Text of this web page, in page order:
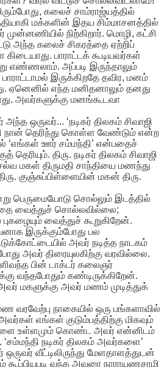
கலைச் சாம்ராஜ்யத்தில்
மக்களின் இதய சிம்மாசனத்தில்
முன்னணியில் நிற்கிறார். மொழி, கட்சி
அந்த கலைச் சிகரத்தை ஏற்றிப்
கிடையாது. பாராட்டக் கூடியவர்கள்
எண்ணலாம். அப்படி இருந்தாலும்
இருக்கிறதே தவிர, மனம்
ஏனெனில் எந்த மனிதனாலும் தனது
அவர்களுக்கு மனங்கூடவா
ஒருவர்... ‘நடிகர் திலகம் சிவாஜி
தெரிந்து கொள்ள வேண்டும் என்ற
‘எங்கள் ஊர் சம்மந்தி’ என்பதைச்
திரு. நடிகர் திலகம் சிவாஜி
மகள் திருமதி சாந்தியை மணந்து
குஞ்சுப்பிள்ளையின் மகன் திரு.
பெருமையோடு சொல்லும் இடத்தில்
வைத்துச் சொல்லவில்லை;
வைத்துச் கூறுகிறேன்.
இருக்கும்போது பல
அவர் நடித்த நாடகம்
அவர் திரையுலகிற்கு வரவில்லை.
பின் டாக்டர் கலைஞர்
வந்தபோதும் கண்டிருக்கிறேன்.
மகளுக்கு அவர் மணம் முடித்துக்
வரவேற்பு நாகையில் ஒரு பங்களாவில்
எங்கள் குடும்பத்திற்கு மிகவும்
உள்ளமும் கொண்ட அவர் என்னிடம்
நடிகர் திலகம் அவர்களை’
வீட்டிலிருந்து மேளதாளத்துடன்
வந்த அவரை நாராயணசாமி